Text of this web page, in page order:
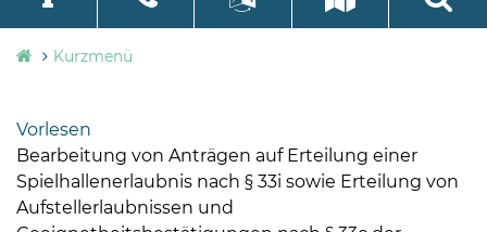
Stadtverwaltung
Bramstedt
Bleeck 15-
24576 Bad
Bramstedt
language
Kurzmenü
Vorlesen
Bearbeitung von Anträgen auf Erteilung einer
Spielhallenerlaubnis nach § 33i sowie Erteilung von
Aufstellerlaubnissen und